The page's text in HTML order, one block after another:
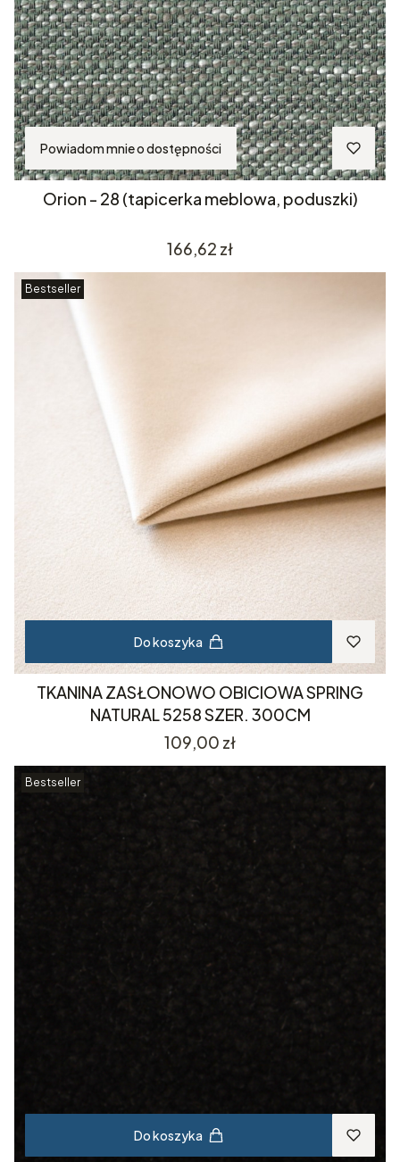
Powiadom mnie o dostępności
Orion - 28 (tapicerka meblowa, poduszki)
Cena
166,62 zł
Bestseller
Do koszyka
TKANINA ZASŁONOWO OBICIOWA SPRING
NATURAL 5258 SZER. 300CM
Cena
109,00 zł
Bestseller
Do koszyka